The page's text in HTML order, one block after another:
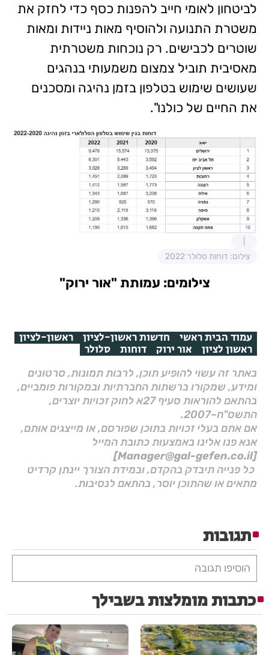
לביטחון לאומי חייב להפנות כסף כדי לחזק את
משטרת התנועה ולהוסיף מאות ניידות ומאות
שוטרים לכבישים. רק נוכחות משטרתית
מאסיבית תוביל צמצום משמעותי בנהגים
שעושים שימוש בטלפון בזמן נהיגה ומסכנים
את החיים של כולנו".
צילום: דוחות סלולר 2022
צילומים: עמותת "אור ירוק"
עמוד הבית ראשי חדשות ראשון-לציון ראשון-לציון
ראשון לציון אור ירוק דוחות סלולר
באתר זה עשוי להופיע תוכן, לרבות תמונות, סרטונים
ומידע, שמקורו ברשתות החברתיות ובמקורות פומביים,
בהתאם להוראות סעיף 27א לחוק זכויות יוצרים,
התשס"ח–2007.
אם אתם בעלי זכויות בתוכן שפורסם, או מייצגים אותם,
אנא פנו אלינו באמצעות כתובת המייל
[Manager@gal-gefen.co.il]
כל פנייה תיבדק בהקדם, ובמידת הצורך יינתן קרדיט
מתאים או שהתוכן יוסר, בהתאם לנסיבות.
תגובות
הוסיפו תגובה
כתבות מומלצות בשבילך